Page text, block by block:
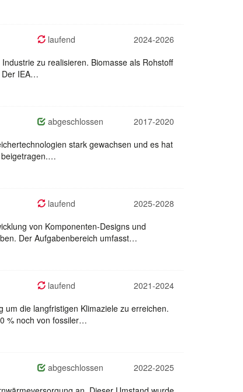
laufend
2024-2026
zu realisieren. Biomasse als Rohstoff
Der IEA…
abgeschlossen
2017-2020
stark gewachsen und es hat
beigetragen.…
laufend
2025-2028
von Komponenten-Designs und
Der Aufgabenbereich umfasst…
laufend
2021-2024
die langfristigen Klimaziele zu erreichen.
% noch von fossiler…
abgeschlossen
2022-2025